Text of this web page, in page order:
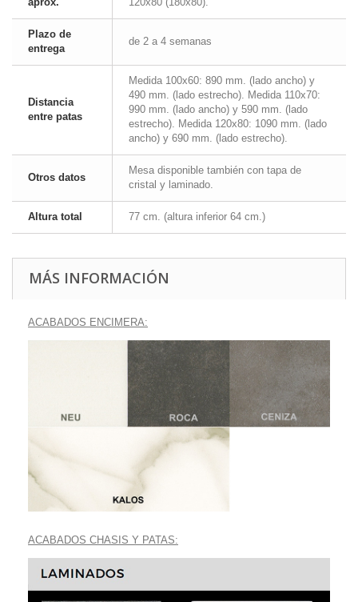
Plazo de
entrega
de 2 a 4 semanas
Distancia
entre patas
Medida 100x60: 890 mm. (lado ancho) y
490 mm. (lado estrecho). Medida 110x70:
990 mm. (lado ancho) y 590 mm. (lado
estrecho). Medida 120x80: 1090 mm. (lado
ancho) y 690 mm. (lado estrecho).
Otros datos
Mesa disponible también con tapa de
cristal y laminado.
Altura total 77 cm. (altura inferior 64 cm.)
MÁS INFORMACIÓN
ACABADOS ENCIMERA:
ACABADOS CHASIS Y PATAS: